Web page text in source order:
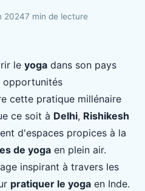
20247 min de lecture
le yoga dans son pays
opportunités
cette pratique millénaire
ce soit à Delhi, Rishikesh
d'espaces propices à la
de yoga en plein air.
inspirant à travers les
pratiquer le yoga en Inde.